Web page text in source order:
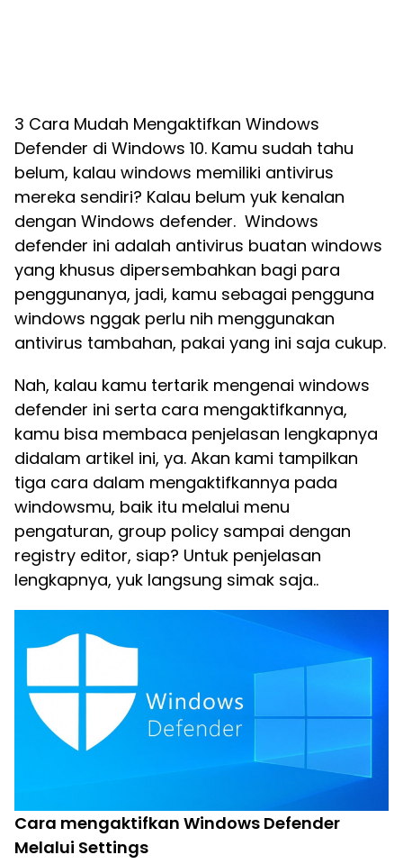
3 Cara Mudah Mengaktifkan Windows
Defender di Windows 10. Kamu sudah tahu
belum, kalau windows memiliki antivirus
mereka sendiri? Kalau belum yuk kenalan
dengan Windows defender. Windows
defender ini adalah antivirus buatan windows
yang khusus dipersembahkan bagi para
penggunanya, jadi, kamu sebagai pengguna
windows nggak perlu nih menggunakan
antivirus tambahan, pakai yang ini saja cukup.
Nah, kalau kamu tertarik mengenai windows
defender ini serta cara mengaktifkannya,
kamu bisa membaca penjelasan lengkapnya
didalam artikel ini, ya. Akan kami tampilkan
tiga cara dalam mengaktifkannya pada
windowsmu, baik itu melalui menu
pengaturan, group policy sampai dengan
registry editor, siap? Untuk penjelasan
lengkapnya, yuk langsung simak saja..
Cara mengaktifkan Windows Defender
Melalui Settings